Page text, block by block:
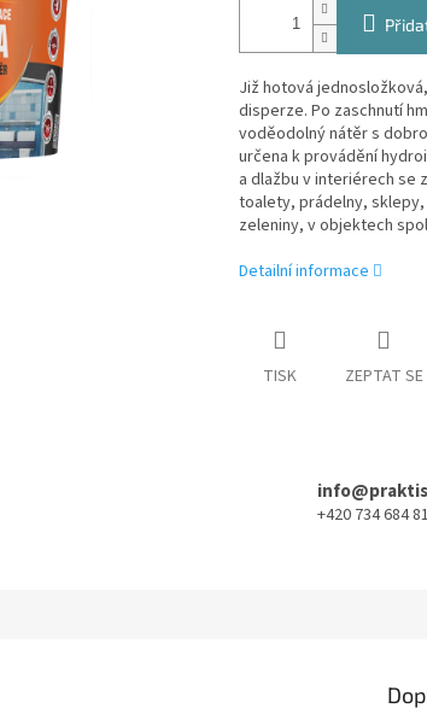
Již hotová
disperze. Po zaschnutí
voděodolný nátěr s
určena k provádění
a dlažbu v interiérech se
toalety, prádelny,
zeleniny, v objektech
Detailní informace
TISK ZEPTAT SE
+420 734 684